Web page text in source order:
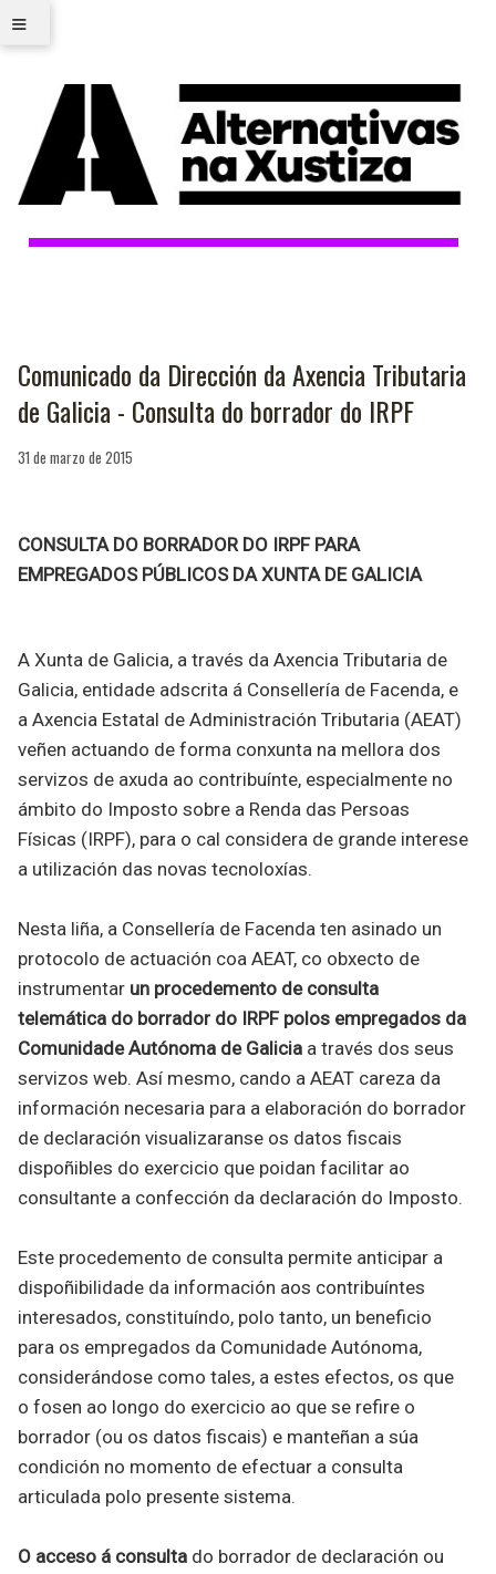
≡
Comunicado da Dirección da Axencia Tributaria
de Galicia - Consulta do borrador do IRPF
31 de marzo de 2015
CONSULTA DO BORRADOR DO IRPF PARA
EMPREGADOS PÚBLICOS DA XUNTA DE GALICIA
A Xunta de Galicia, a través da Axencia Tributaria de
Galicia, entidade adscrita á Consellería de Facenda, e
a Axencia Estatal de Administración Tributaria (AEAT)
veñen actuando de forma conxunta na mellora dos
servizos de axuda ao contribuínte, especialmente no
ámbito do Imposto sobre a Renda das Persoas
Físicas (IRPF), para o cal considera de grande interese
a utilización das novas tecnoloxías.
Nesta liña, a Consellería de Facenda ten asinado un
protocolo de actuación coa AEAT, co obxecto de
instrumentar un procedemento de consulta
telemática do borrador do IRPF polos empregados da
Comunidade Autónoma de Galicia a través dos seus
servizos web. Así mesmo, cando a AEAT careza da
información necesaria para a elaboración do borrador
de declaración visualizaranse os datos fiscais
dispoñibles do exercicio que poidan facilitar ao
consultante a confección da declaración do Imposto.
Este procedemento de consulta permite anticipar a
dispoñibilidade da información aos contribuíntes
interesados, constituíndo, polo tanto, un beneficio
para os empregados da Comunidade Autónoma,
considerándose como tales, a estes efectos, os que
o fosen ao longo do exercicio ao que se refire o
borrador (ou os datos fiscais) e manteñan a súa
condición no momento de efectuar a consulta
articulada polo presente sistema.
O acceso á consulta do borrador de declaración ou